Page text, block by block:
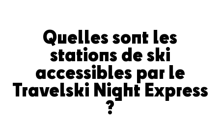
Quelles sont les
stations de ski
accessibles par le
Travelski Night Express
?